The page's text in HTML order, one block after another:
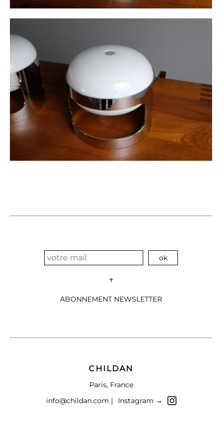
↑
ABONNEMENT NEWSLETTER
CHILDAN
Paris, France
info@childan.com |
Instagram →